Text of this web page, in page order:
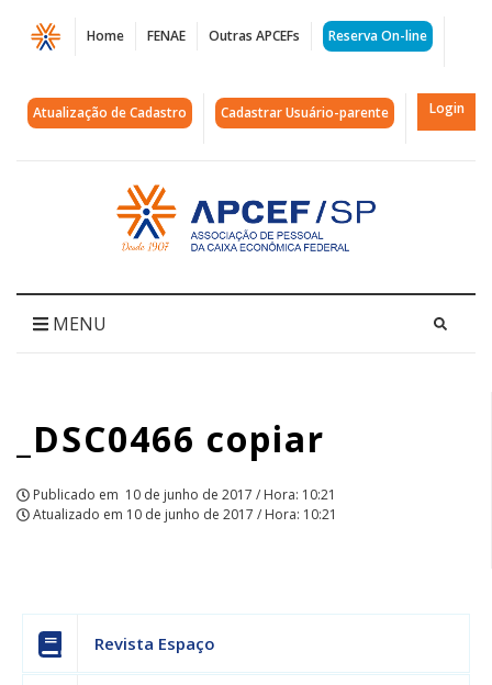
Página
_DSC0466
copiar
APCEF/SP
Home FENAE Outras APCEFs Reserva On-line
Atualização de Cadastro Cadastrar Usuário-parente Login
Acessar
página
inicial
MENU
_DSC0466 copiar
Publicado em 10 de junho de 2017 / Hora: 10:21
Atualizado em 10 de junho de 2017 / Hora: 10:21
Revista Espaço